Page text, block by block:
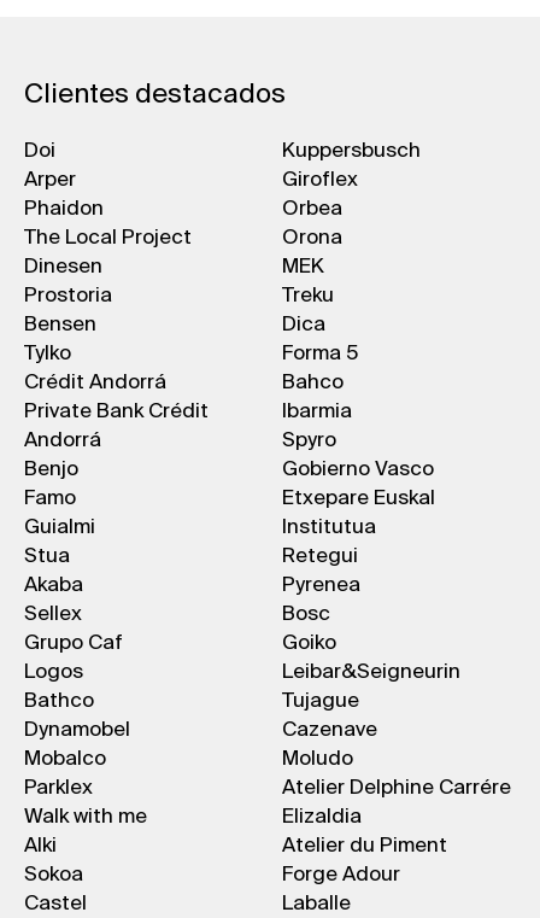
Clientes destacados
Doi
Arper
Phaidon
The Local Project
Dinesen
Prostoria
Bensen
Tylko
Crédit Andorrá
Private Bank Crédit
Andorrá
Benjo
Famo
Guialmi
Kuppersbusch
Giroflex
Orbea
Orona
MEK
Treku
Dica
Forma 5
Bahco
Ibarmia
Spyro
Gobierno Vasco
Etxepare Euskal
Institutua
Stua
Akaba
Sellex
Grupo Caf
Logos
Bathco
Dynamobel
Mobalco
Parklex
Walk with me
Alki
Sokoa
Castel
Retegui
Pyrenea
Bosc
Goiko
Leibar&Seigneurin
Tujague
Cazenave
Moludo
Atelier Delphine Carrére
Elizaldia
Atelier du Piment
Forge Adour
Laballe